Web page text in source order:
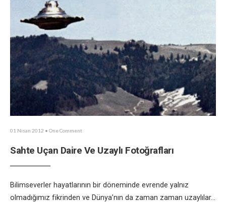
01 Nisan 2012 • One Comment
Sahte Uçan Daire Ve Uzaylı Fotoğrafları
Bilimseverler hayatlarının bir döneminde evrende yalnız
olmadığımız fikrinden ve Dünya’nın da zaman zaman uzaylılar...